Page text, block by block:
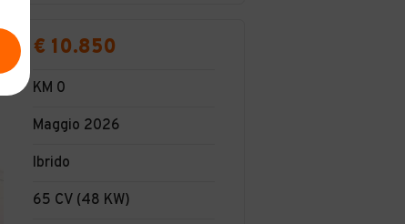
€ 10.850
KM 0
Maggio 2026
Ibrido
65 CV (48 KW)